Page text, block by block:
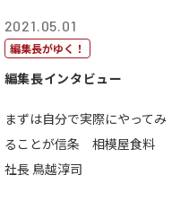
2021.05.01
編集長がゆく！
編集長インタビュー
まずは自分で実際にやってみ
ることが信条 相模屋食料
社長 鳥越淳司